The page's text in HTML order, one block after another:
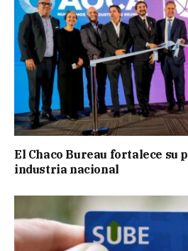
El Chaco Bureau fortalece su
industria nacional